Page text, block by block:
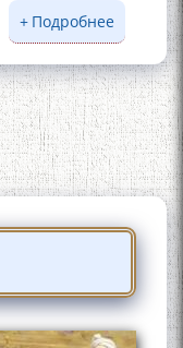
Подробнее о
ва ҳифзи
миллӣ